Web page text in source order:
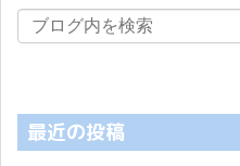
最近の投稿